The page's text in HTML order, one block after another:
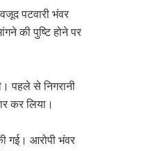
पटवारी भंवर
की पुष्टि होने पर
पहले से निगरानी
कर लिया।
गई। आरोपी भंवर